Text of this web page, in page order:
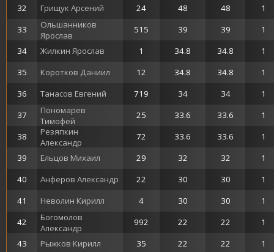
32
Грищук Арсений 24 48 48
1
33
Ольшанников
Ярослав
515 39 39
1
34
Жилкин Ярослав 1 34.8 34.8
1
35
Коротков Даниил 12 34.8 34.8
1
36
Танасов Евгений 719 34 34
1
37
Пономарев
Тимофей
25 33.6 33.6
1
38
Резяпкин
Александр
72 33.6 33.6
1
39
Ельцов Михаил 29 32 32
1
40
Анферов Александр 22 30 30
1
41
Неволин Кирилл 4 30 30
1
42
Богомолов
Александр
992 22 22
1
43
Рыжков Кирилл 35 22 22
1